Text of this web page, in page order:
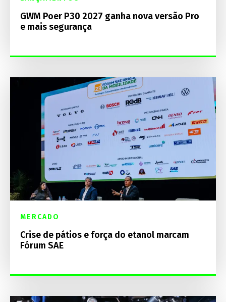
GWM Poer P30 2027 ganha nova versão Pro
e mais segurança
MERCADO
Crise de pátios e força do etanol marcam
Fórum SAE